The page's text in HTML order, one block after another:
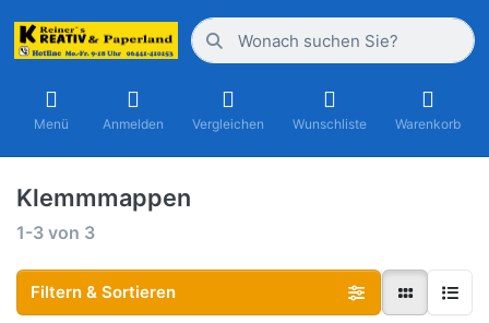
Menü Anmelden Vergleichen Wunschliste Warenkorb
Klemmmappen
1-3 von 3
Filtern & Sortieren